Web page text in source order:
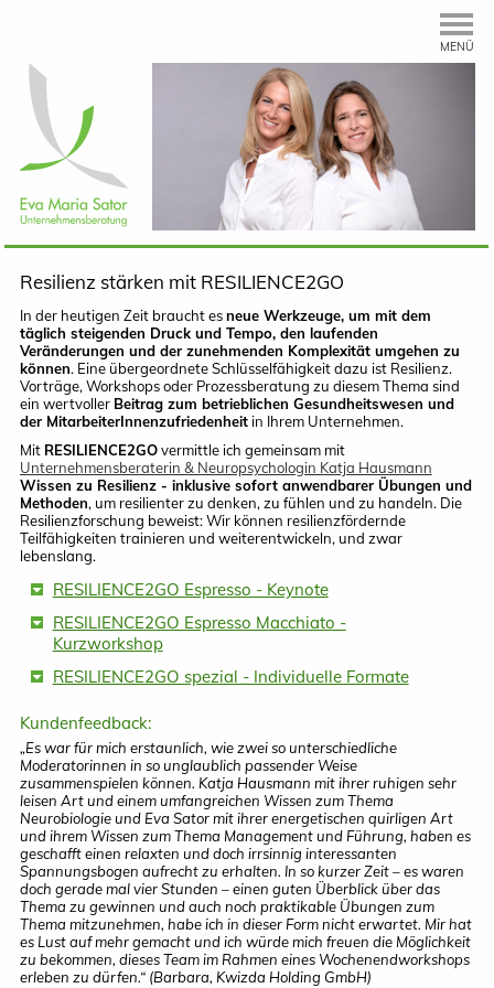
MENÜ
Resilienz stärken mit RESILIENCE2GO
In der heutigen Zeit braucht esneue Werkzeuge, um mit dem
täglich steigenden Druck und Tempo, den laufenden
Veränderungen und der zunehmenden Komplexität umgehen zu
können. Eine übergeordnete Schlüsselfähigkeit dazu ist Resilienz.
Vorträge, Workshops oder Prozessberatung zu diesem Thema sind
ein wertvoller Beitrag zum betrieblichen Gesundheitswesen und
der MitarbeiterInnenzufriedenheitin Ihrem Unternehmen.
Mit RESILIENCE2GOvermittle ich gemeinsam mit
Unternehmensberaterin & Neuropsychologin Katja Hausmann
Wissen zu Resilienz - inklusive sofort anwendbarer Übungen und
Methoden, um resilienter zu denken, zu fühlen und zu handeln. Die
Resilienzforschung beweist: Wir können resilienzfördernde
Teilfähigkeiten trainieren und weiterentwickeln, und zwar
lebenslang.
RESILIENCE2GO Espresso - Keynote
RESILIENCE2GO Espresso Macchiato -
Kurzworkshop
RESILIENCE2GO spezial - Individuelle Formate
Kundenfeedback:
„Es war für mich erstaunlich, wie zwei so unterschiedliche
Moderatorinnen in so unglaublich passender Weise
zusammenspielen können. Katja Hausmann mit ihrer ruhigen sehr
leisen Art und einem umfangreichen Wissen zum Thema
Neurobiologie und Eva Sator mit ihrer energetischen quirligen Art
und ihrem Wissen zum Thema Management und Führung, haben es
geschafft einen relaxten und doch irrsinnig interessanten
Spannungsbogen aufrecht zu erhalten. In so kurzer Zeit – es waren
doch gerade mal vier Stunden – einen guten Überblick über das
Thema zu gewinnen und auch noch praktikable Übungen zum
Thema mitzunehmen, habe ich in dieser Form nicht erwartet. Mir hat
es Lust auf mehr gemacht und ich würde mich freuen die Möglichkeit
zu bekommen, dieses Team im Rahmen eines Wochenendworkshops
erleben zu dürfen.“ (Barbara, Kwizda Holding GmbH)